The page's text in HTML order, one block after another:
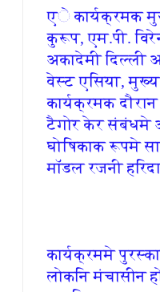
एे कार्यक्रमक
कुरूप, एम.पी.
अकादेमी दि‍ल्‍ली
वेस्‍ट एसि‍या,
कार्यक्रमक
टैगोर केर संबंधमे
घोषि‍काक रूपमे
मॉडल रजनी
कार्यक्रममे
लोकनि मंचासीन